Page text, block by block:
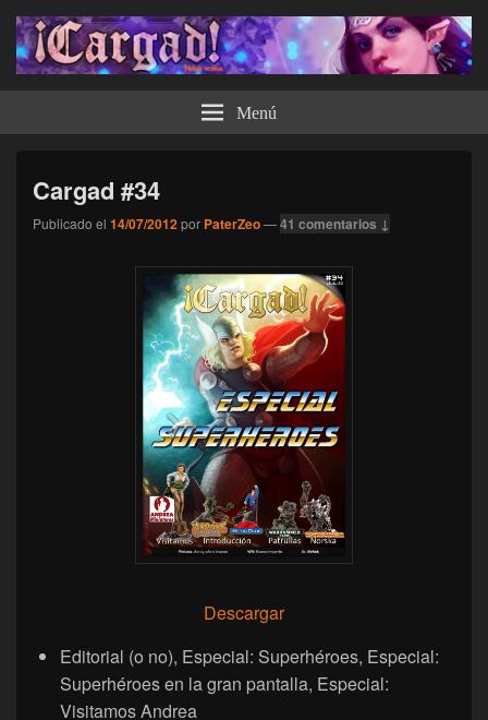
¡Cargad! Menú
Cargad #34
Publicado el 14/07/2012por PaterZeo—41 comentarios ↓
Descargar
Editorial (o no), Especial: Superhéroes, Especial:
Superhéroes en la gran pantalla, Especial:
Visitamos Andrea